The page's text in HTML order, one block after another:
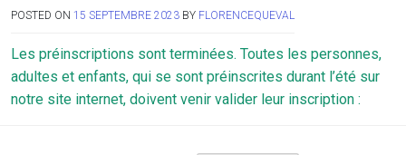
POSTED ON 15 SEPTEMBRE 2023 BY FLORENCEQUEVAL
Les préinscriptions sont terminées. Toutes les personnes,
adultes et enfants, qui se sont préinscrites durant l’été sur
notre site internet, doivent venir valider leur inscription :